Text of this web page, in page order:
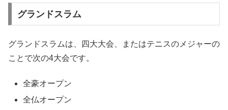
グランドスラム
グランドスラムは、四大大会、またはテニスのメジャーの
ことで次の4大会です。
全豪オープン
全仏オープン